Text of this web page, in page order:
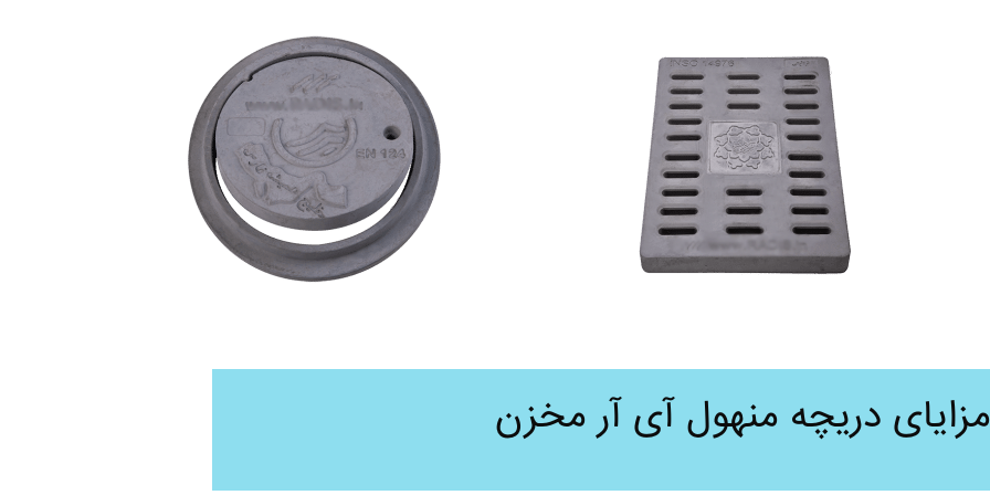
مزایای دریچه منهول آی آر مخزن